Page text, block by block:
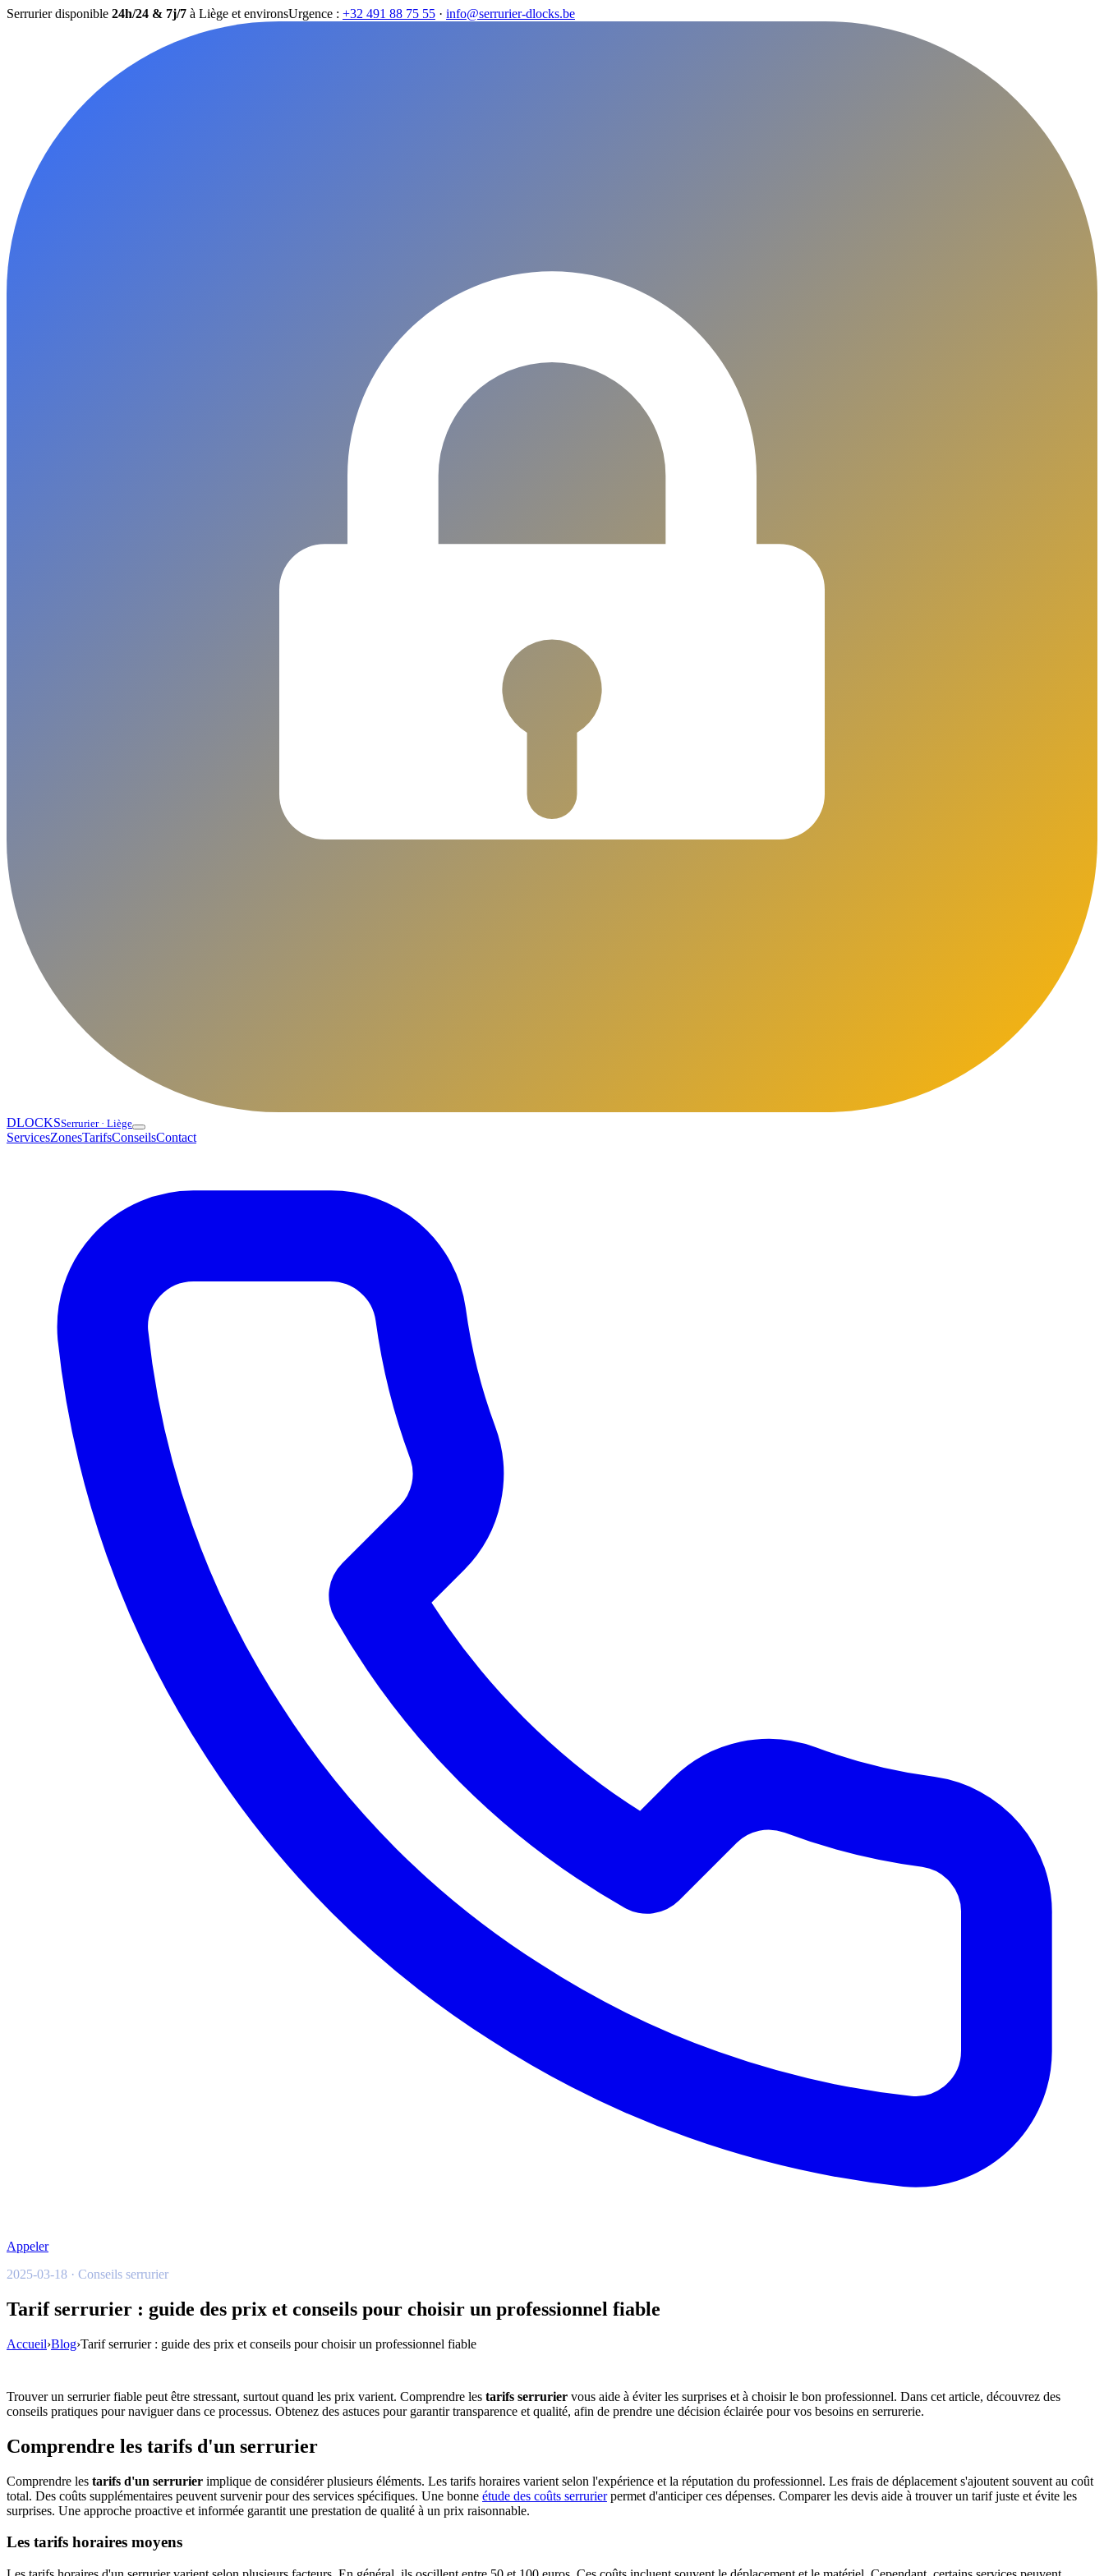
Serrurier disponible 24h/24 & 7j/7 à Liège et environsUrgence : +32 491 88 75 55 · info@serrurier-dlocks.be
DLOCKSSerrurier · Liège
ServicesZonesTarifsConseilsContact
Appeler
2025-03-18 · Conseils serrurier
Tarif serrurier : guide des prix et conseils pour choisir un professionnel fiable
Accueil›Blog›Tarif serrurier : guide des prix et conseils pour choisir un professionnel fiable
Trouver un serrurier fiable peut être stressant, surtout quand les prix varient. Comprendre les tarifs serrurier vous aide à éviter les surprises et à choisir le bon professionnel. Dans cet article, découvrez des
conseils pratiques pour naviguer dans ce processus. Obtenez des astuces pour garantir transparence et qualité, afin de prendre une décision éclairée pour vos besoins en serrurerie.
Comprendre les tarifs d'un serrurier
Comprendre les tarifs d'un serrurier implique de considérer plusieurs éléments. Les tarifs horaires varient selon l'expérience et la réputation du professionnel. Les frais de déplacement s'ajoutent souvent au coût
total. Des coûts supplémentaires peuvent survenir pour des services spécifiques. Une bonne étude des coûts serrurierpermet d'anticiper ces dépenses. Comparer les devis aide à trouver un tarif juste et évite les
surprises. Une approche proactive et informée garantit une prestation de qualité à un prix raisonnable.
Les tarifs horaires moyens